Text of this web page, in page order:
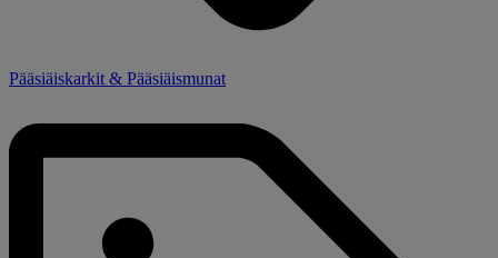
Pääsiäiskarkit & Pääsiäismunat